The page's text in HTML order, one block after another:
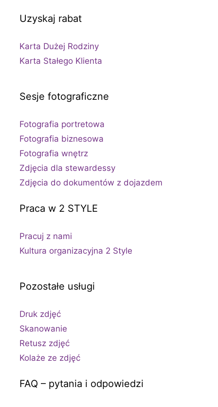
Uzyskaj rabat
Karta Dużej Rodziny
Karta Stałego Klienta
Sesje fotograficzne
Fotografia portretowa
Fotografia biznesowa
Fotografia wnętrz
Zdjęcia dla stewardessy
Zdjęcia do dokumentów z dojazdem
Praca w 2 STYLE
Pracuj z nami
Kultura organizacyjna 2 Style
Pozostałe usługi
Druk zdjęć
Skanowanie
Retusz zdjęć
Kolaże ze zdjęć
FAQ – pytania i odpowiedzi